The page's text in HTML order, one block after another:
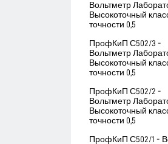
Вольтметр
Высокоточный
точности 0,5
ПрофКиП С502/3 -
Вольтметр
Высокоточный
точности 0,5
ПрофКиП С502/2 -
Вольтметр
Высокоточный
точности 0,5
ПрофКиП С502/1 -